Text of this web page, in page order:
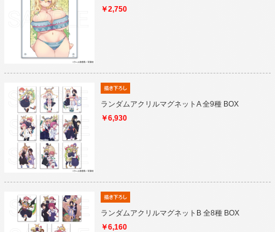
￥2,750
ランダムアクリルマグネットA 全9種 BOX
￥6,930
ランダムアクリルマグネットB 全8種 BOX
￥6,160